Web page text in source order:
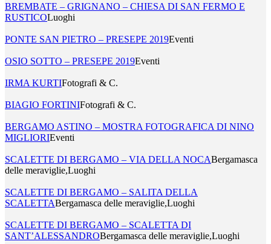
BREMBATE – GRIGNANO – CHIESA DI SAN FERMO E
RUSTICOLuoghi
PONTE SAN PIETRO – PRESEPE 2019Eventi
OSIO SOTTO – PRESEPE 2019Eventi
IRMA KURTIFotografi & C.
BIAGIO FORTINIFotografi & C.
BERGAMO ASTINO – MOSTRA FOTOGRAFICA DI NINO
MIGLIORIEventi
SCALETTE DI BERGAMO – VIA DELLA NOCABergamasca
delle meraviglie,Luoghi
SCALETTE DI BERGAMO – SALITA DELLA
SCALETTABergamasca delle meraviglie,Luoghi
SCALETTE DI BERGAMO – SCALETTA DI
SANT’ALESSANDROBergamasca delle meraviglie,Luoghi